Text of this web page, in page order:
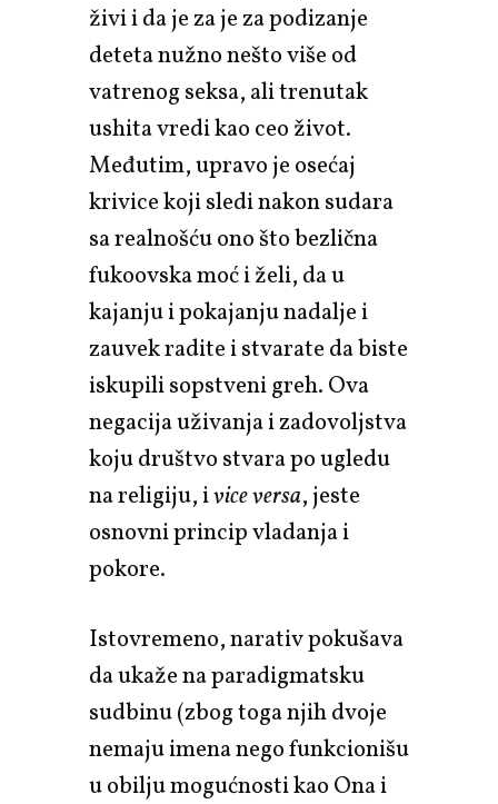
živi i da je za je za podizanje
deteta nužno nešto više od
vatrenog seksa, ali trenutak
ushita vredi kao ceo život.
Međutim, upravo je osećaj
krivice koji sledi nakon sudara
sa realnošću ono što bezlična
fukoovska moć i želi, da u
kajanju i pokajanju nadalje i
zauvek radite i stvarate da biste
iskupili sopstveni greh. Ova
negacija uživanja i zadovoljstva
koju društvo stvara po ugledu
na religiju, ivice versa, jeste
osnovni princip vladanja i
pokore.
Istovremeno, narativ pokušava
da ukaže na paradigmatsku
sudbinu (zbog toga njih dvoje
nemaju imena nego funkcionišu
u obilju mogućnosti kao Ona i